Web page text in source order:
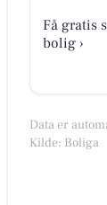
Få gratis
bolig ›
Data er
Kilde: Boliga